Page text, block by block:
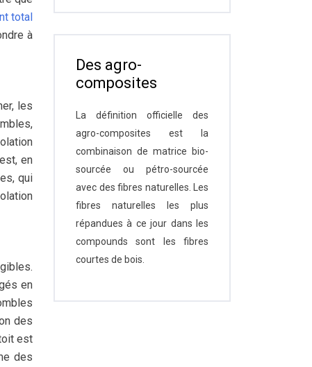
total
à
les
en
qui
en
des
est
des
Des agro-
composites
La définition officielle des
agro-composites est la
combinaison de matrice bio-
sourcée ou pétro-sourcée
avec des fibres naturelles. Les
fibres naturelles les plus
répandues à ce jour dans les
compounds sont les fibres
courtes de bois.